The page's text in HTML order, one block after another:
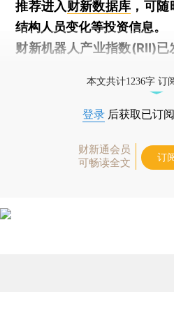
推荐进入财新数据库 ，可
结构人员变化等投资信息。
财新机器人产业指数(RII)已
本文共计1236字 订
登录 后获取已订
财新通会员
可畅读全文
订